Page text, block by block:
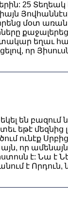
25
մօտ
եղաւ
որ
են բազում
եթէ մեզնից
ունէք
այն, որ
է: Նա է
է Որդուն,